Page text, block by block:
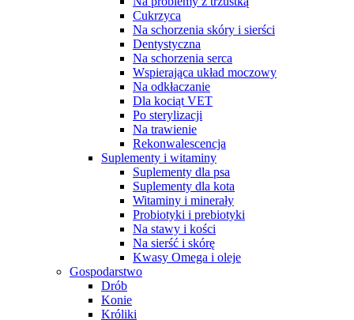
Cukrzyca
Na schorzenia skóry i sierści
Dentystyczna
Na schorzenia serca
Wspierająca układ moczowy
Na odkłaczanie
Dla kociąt VET
Po sterylizacji
Na trawienie
Rekonwalescencja
Suplementy i witaminy
Suplementy dla psa
Suplementy dla kota
Witaminy i minerały
Probiotyki i prebiotyki
Na stawy i kości
Na sierść i skórę
Kwasy Omega i oleje
Gospodarstwo
Drób
Konie
Króliki